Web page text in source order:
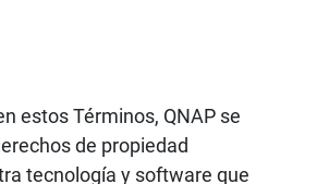
estos Términos, QNAP se
de propiedad
tecnología y software que